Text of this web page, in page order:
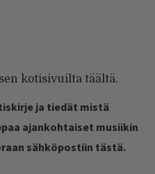
kotisivuilta täältä.
ja tiedät mistä
ajankohtaiset musiikin
sähköpostiin tästä.